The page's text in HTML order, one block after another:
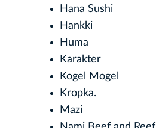
Hana Sushi
Hankki
Huma
Karakter
Kogel Mogel
Kropka.
Mazi